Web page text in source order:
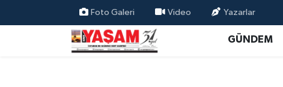
Foto Galeri Video Yazarlar
GÜNDEM